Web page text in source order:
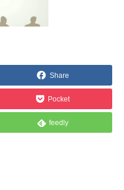
Share
Pocket
feedly